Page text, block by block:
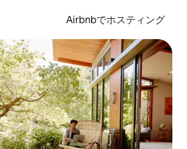
Airbnbでホスティング